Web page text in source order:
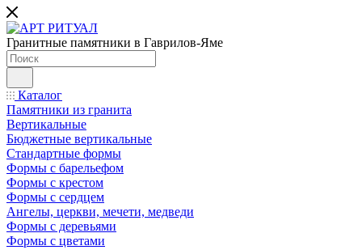
Гранитные памятники в Гаврилов-Яме
Каталог
Памятники из гранита
Вертикальные
Бюджетные вертикальные
Стандартные формы
Формы с барельефом
Формы с крестом
Формы с сердцем
Ангелы, церкви, мечети, медведи
Формы с деревьями
Формы с цветами